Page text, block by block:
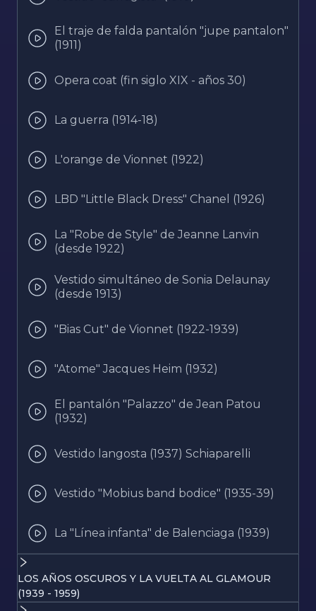
El traje de falda pantalón "jupe pantalon"
(1911)
Opera coat (fin siglo XIX - años 30)
La guerra (1914-18)
L'orange de Vionnet (1922)
LBD "Little Black Dress" Chanel (1926)
La "Robe de Style" de Jeanne Lanvin
(desde 1922)
Vestido simultáneo de Sonia Delaunay
(desde 1913)
"Bias Cut" de Vionnet (1922-1939)
"Atome" Jacques Heim (1932)
El pantalón "Palazzo" de Jean Patou
(1932)
Vestido langosta (1937) Schiaparelli
Vestido "Mobius band bodice" (1935-39)
La "Línea infanta" de Balenciaga (1939)
LOS AÑOS OSCUROS Y LA VUELTA AL GLAMOUR
(1939 - 1959)